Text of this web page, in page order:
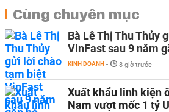
Cùng chuyên mục
Bà Lê Thị Thu Thủy
VinFast sau 9 năm
KINH DOANH - 8 giờ trước
Xuất khẩu linh kiện
Nam vượt mốc 1 tỷ